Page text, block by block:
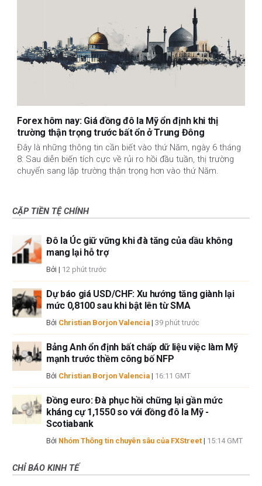
Forex hôm nay: Giá đồng đô la Mỹ ổn định khi thị
trường thận trọng trước bất ổn ở Trung Đông
Đây là những thông tin cần biết vào thứ Năm, ngày 6 tháng
8: Sau diễn biến tích cực về rủi ro hồi đầu tuần, thị trường
chuyển sang lập trường thận trọng hơn vào thứ Năm.
CẶP TIỀN TỆ CHÍNH
Đô la Úc giữ vững khi đà tăng của dầu không
mang lại hỗ trợ
Bởi | 12 phút trước
Dự báo giá USD/CHF: Xu hướng tăng giành lại
mức 0,8100 sau khi bật lên từ SMA
Bởi Christian Borjon Valencia | 39 phút trước
Bảng Anh ổn định bất chấp dữ liệu việc làm Mỹ
mạnh trước thềm công bố NFP
Bởi Christian Borjon Valencia | 16:11 GMT
Đồng euro: Đà phục hồi chững lại gần mức
kháng cự 1,1550 so với đồng đô la Mỹ -
Scotiabank
Bởi Nhóm Thông tin chuyên sâu của FXStreet | 15:14 GMT
CHỈ BÁO KINH TẾ